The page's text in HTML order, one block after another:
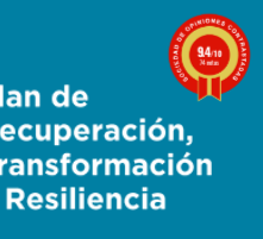
9.4/10
74 notas